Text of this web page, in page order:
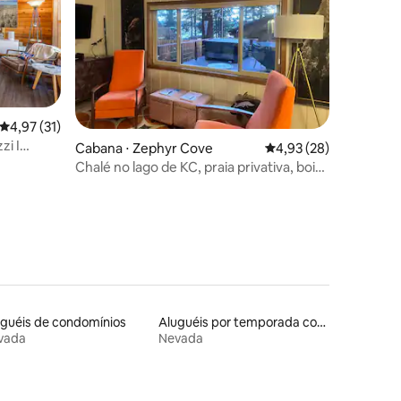
4,97 de uma avaliação média de 5, 31 avaliações
4,97 (31)
I
Cabana ⋅ Zephyr Cove 4,93 de uma
4,93 (28)
Chalé no lago de KC, praia privativa, boia
de condomínios
Aluguéis por temporada com suítes privativas
Nevada